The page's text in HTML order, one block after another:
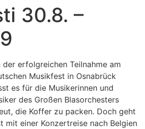
30.8. –
der erfolgreichen Teilnahme am
Musikfest in Osnabrück
es für die Musikerinnen und
des Großen Blasorchesters
die Koffer zu packen. Doch geht
mit einer Konzertreise nach Belgien